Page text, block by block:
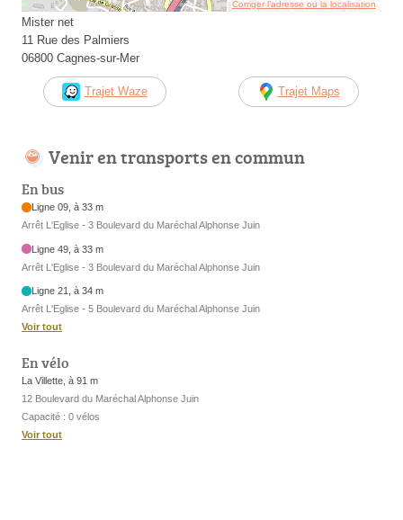
Corriger l’adresse ou la localisation
Mister net
11 Rue des Palmiers
06800 Cagnes-sur-Mer
Trajet Waze Trajet Maps
Venir en transports en commun
En bus
Ligne 09, à 33 m
Arrêt L'Eglise - 3 Boulevard du Maréchal Alphonse Juin
Ligne 49, à 33 m
Arrêt L'Eglise - 3 Boulevard du Maréchal Alphonse Juin
Ligne 21, à 34 m
Arrêt L'Eglise - 5 Boulevard du Maréchal Alphonse Juin
Voir tout
En vélo
La Villette, à 91 m
12 Boulevard du Maréchal Alphonse Juin
Capacité : 0 vélos
Voir tout